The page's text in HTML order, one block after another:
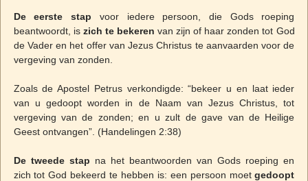
De eerste stap voor iedere persoon, die Gods roeping
beantwoordt, is zich te bekeren van zijn of haar zonden tot God
de Vader en het offer van Jezus Christus te aanvaarden voor de
vergeving van zonden.
Zoals de Apostel Petrus verkondigde: “bekeer u en laat ieder
van u gedoopt worden in de Naam van Jezus Christus, tot
vergeving van de zonden; en u zult de gave van de Heilige
Geest ontvangen”. (Handelingen 2:38)
De tweede stap na het beantwoorden van Gods roeping en
zich tot God bekeerd te hebben is: een persoon moetgedoopt